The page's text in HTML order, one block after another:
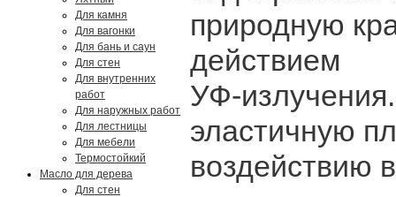
Для камня
Для вагонки
Для бань и саун
Для стен
Для внутренних
работ
Для наружных работ
Для лестницы
Для мебели
Термостойкий
Масло для дерева
Для стен
природную
действием
УФ-
эластичную
воздействию